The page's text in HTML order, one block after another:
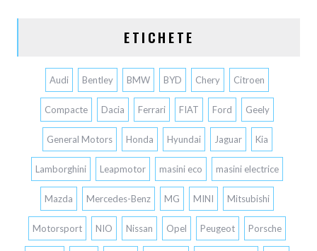
ETICHETE
Audi Bentley BMW BYD Chery Citroen
Compacte Dacia Ferrari FIAT Ford Geely
General Motors Honda Hyundai Jaguar Kia
Lamborghini Leapmotor masini eco masini electrice
Mazda Mercedes-Benz MG MINI Mitsubishi
Motorsport NIO Nissan Opel Peugeot Porsche